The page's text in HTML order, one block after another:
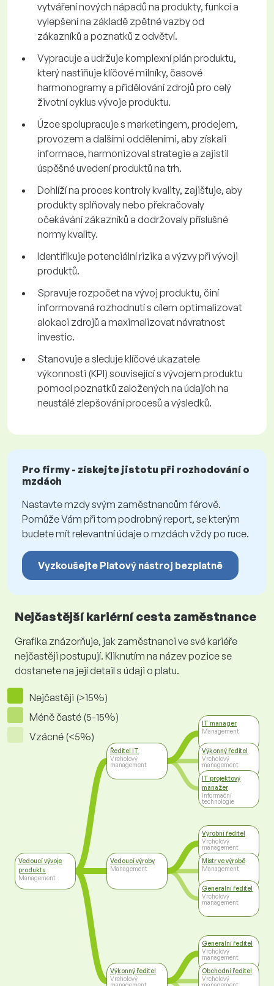
vytváření nových nápadů na produkty, funkcí a
vylepšení na základě zpětné vazby od
zákazníků a poznatků z odvětví.
Vypracuje a udržuje komplexní plán produktu,
který nastiňuje klíčové milníky, časové
harmonogramy a přidělování zdrojů pro celý
životní cyklus vývoje produktu.
Úzce spolupracuje s marketingem, prodejem,
provozem a dalšími odděleními, aby získali
informace, harmonizoval strategie a zajistil
úspěšné uvedení produktů na trh.
Dohlíží na proces kontroly kvality, zajišťuje, aby
produkty splňovaly nebo překračovaly
očekávání zákazníků a dodržovaly příslušné
normy kvality.
Identifikuje potenciální rizika a výzvy při vývoji
produktů.
Spravuje rozpočet na vývoj produktu, činí
informovaná rozhodnutí s cílem optimalizovat
alokaci zdrojů a maximalizovat návratnost
investic.
Stanovuje a sleduje klíčové ukazatele
výkonnosti (KPI) související s vývojem produktu
pomocí poznatků založených na údajích na
neustálé zlepšování procesů a výsledků.
Pro firmy - získejte jistotu při rozhodování o
mzdách
Nastavte mzdy svým zaměstnancům férově.
Pomůže Vám při tom podrobný report, se kterým
budete mít relevantní údaje o mzdách vždy po ruce.
Vyzkoušejte Platový nástroj bezplatně
Nejčastější kariérní cesta zaměstnance
Grafika znázorňuje, jak zaměstnanci ve své kariéře
nejčastěji postupují. Kliknutím na název pozice se
dostanete na její detail s údaji o platu.
Nejčastěji (>15%)
Méně časté (5-15%)
Vzácné (<5%)
Vedoucí vývoje
produktu
Management
Ředitel IT
Vrcholový
management
Vedoucí výroby
Management
Výkonný ředitel
Vrcholový
IT manager
Management
Výkonný ředitel
Vrcholový
management
IT projektový
manažer
Informační
technologie
Výrobní ředitel
Vrcholový
management
Mistr ve výrobě
Management
Generální ředitel
Vrcholový
management
Generální ředitel
Vrcholový
management
Obchodní ředitel
Vrcholový